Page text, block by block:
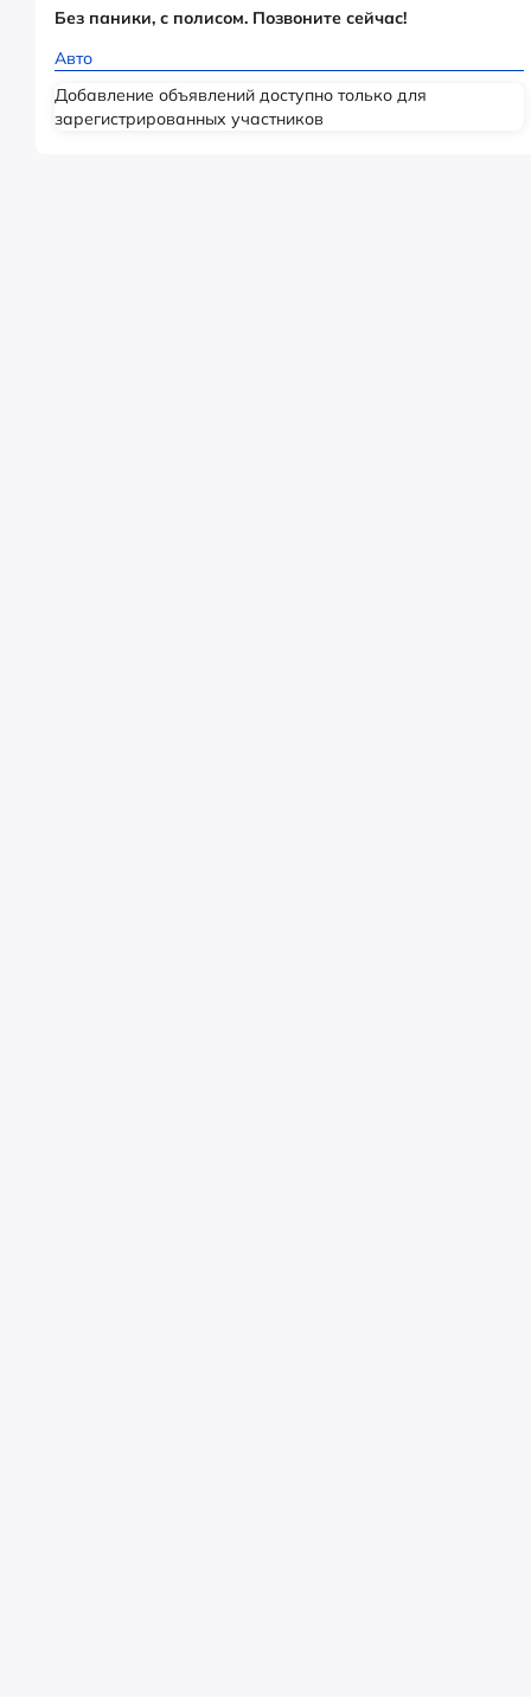
Без паники, с полисом. Позвоните сейчас!
Авто
Добавление объявлений доступно только для
зарегистрированных участников